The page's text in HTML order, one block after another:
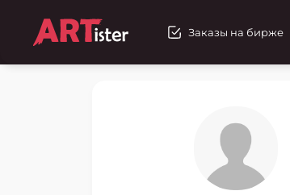
Заказы на бирже